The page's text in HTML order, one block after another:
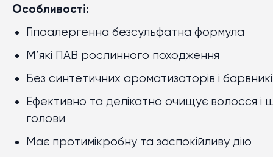
Особливості:
Гіпоалергенна безсульфатна формула
М’які ПАВ рослинного походження
Без синтетичних ароматизаторів і
Ефективно та делікатно очищує волосся і
голови
Має протимікробну та заспокійливу дію